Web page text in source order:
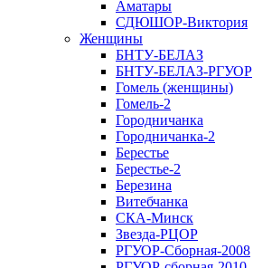
Аматары
СДЮШОР-Виктория
Женщины
БНТУ-БЕЛАЗ
БНТУ-БЕЛАЗ-РГУОР
Гомель (женщины)
Гомель-2
Городничанка
Городничанка-2
Берестье
Берестье-2
Березина
Витебчанка
СКА-Минск
Звезда-РЦОР
РГУОР-Сборная-2008